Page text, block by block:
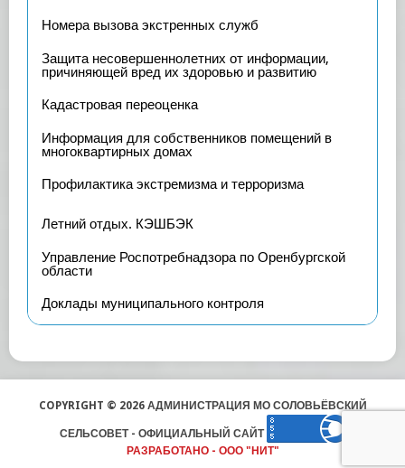
Номера вызова экстренных служб
Защита несовершеннолетних от информации,
причиняющей вред их здоровью и развитию
Кадастровая переоценка
Информация для собственников помещений в
многоквартирных домах
Профилактика экстремизма и терроризма
Летний отдых. КЭШБЭК
Управление Роспотребнадзора по Оренбургской
области
Доклады муниципального контроля
COPYRIGHT © 2026 АДМИНИСТРАЦИЯ МО СОЛОВЬЁВСКИЙ
СЕЛЬСОВЕТ - ОФИЦИАЛЬНЫЙ САЙТ
РАЗРАБОТАНО - ООО "НИТ"